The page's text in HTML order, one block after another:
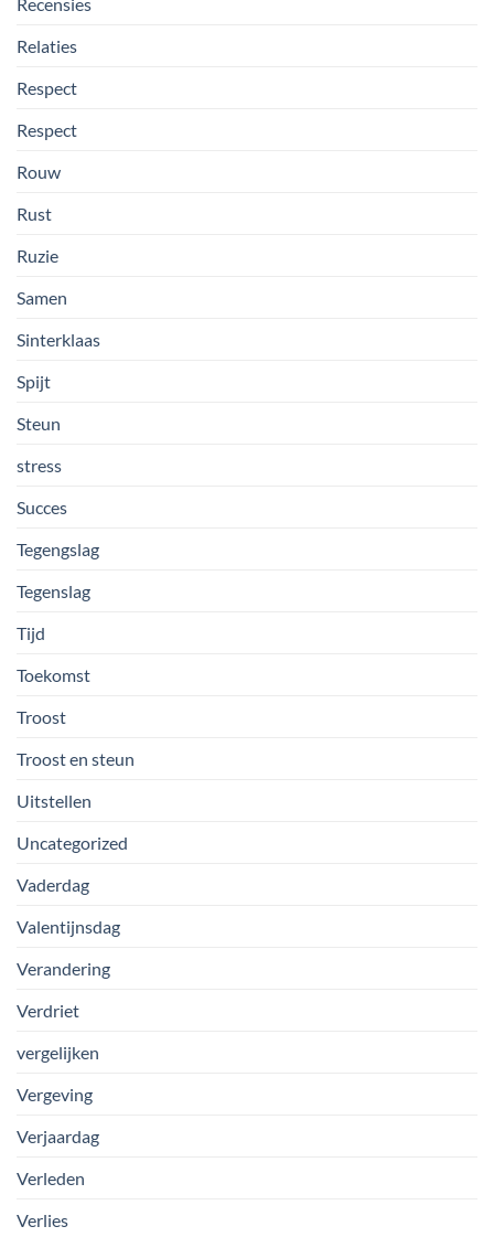
Relaties
Respect
Respect
Rouw
Rust
Ruzie
Samen
Sinterklaas
Spijt
Steun
stress
Succes
Tegengslag
Tegenslag
Tijd
Toekomst
Troost
Troost en steun
Uitstellen
Uncategorized
Vaderdag
Valentijnsdag
Verandering
Verdriet
vergelijken
Vergeving
Verjaardag
Verleden
Verlies